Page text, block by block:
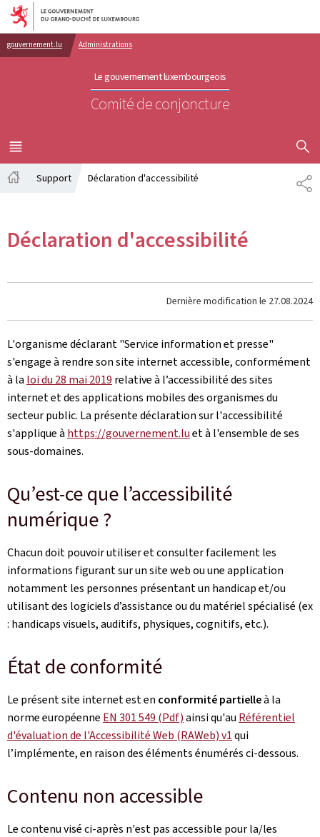
Aller au menu principal
Aller au contenu
gouvernement.lu Administrations
Le gouvernement luxembourgeois
Comité de conjoncture
MENU
PRINCIPAL
Support Déclaration d'accessibilité
Déclaration d'accessibilité
Dernière modification le 27.08.2024
L'organisme déclarant"Service information et presse"
s'engage à rendre son site internet accessible, conformément
à la loi du 28 mai 2019 relative à l’accessibilité des sites
internet et des applications mobiles des organismes du
secteur public. La présente déclaration sur l'accessibilité
s'applique à https://gouvernement.luet à l'ensemble de ses
sous-domaines.
Qu’est-ce que l’accessibilité
numérique ?
Chacun doit pouvoir utiliser et consulter facilement les
informations figurant sur un site web ou une application
notamment les personnes présentant un handicap et/ou
utilisant des logiciels d’assistance ou du matériel spécialisé (ex
: handicaps visuels, auditifs, physiques, cognitifs, etc.).
État de conformité
Le présent site internet est en conformité partielleà la
norme européenne EN 301 549 (Pdf)ainsi qu'au Référentiel
d'évaluation de l'Accessibilité Web (RAWeb) v1qui
l’implémente, en raison des éléments énumérés ci-dessous.
Contenu non accessible
Le contenu visé ci-après n'est pas accessible pour la/les